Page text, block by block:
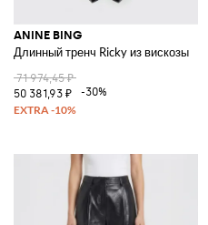
ANINE BING
Длинный тренч Ricky из вискозы
71 974,45 ₽
50 381,93 ₽
-30%